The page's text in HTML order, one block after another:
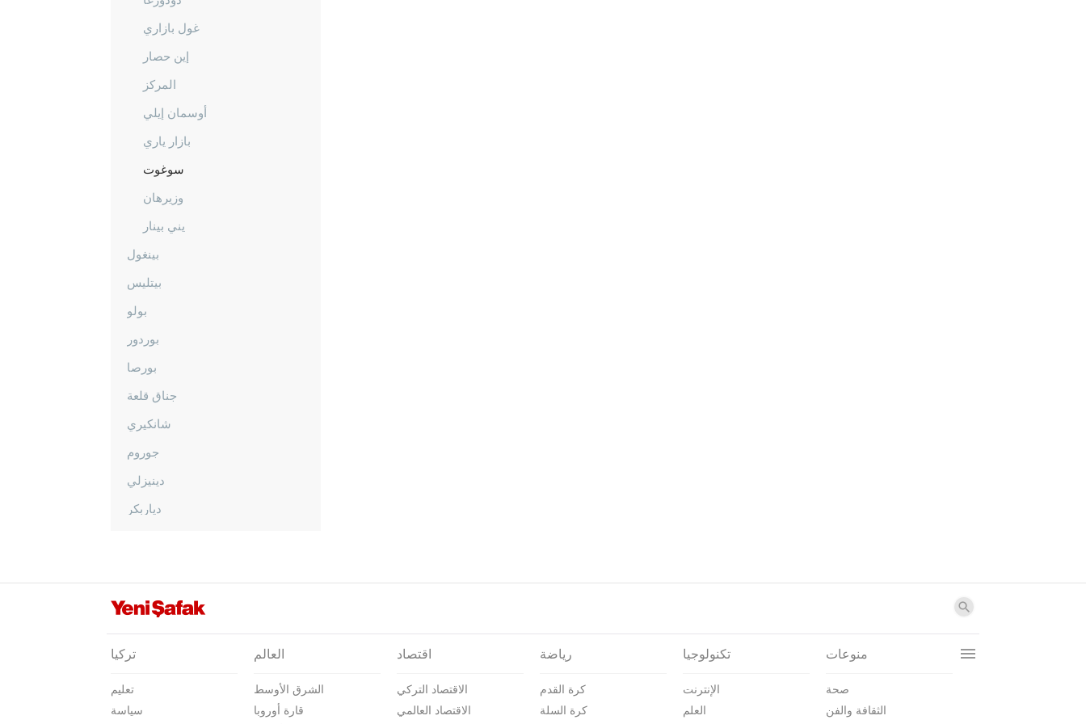
غول بازاري
إين حصار
المركز
أوسمان إيلي
بازار ياري
سوغوت
وزيرهان
يني بينار
بينغول
بيتليس
بولو
بوردور
بورصا
جناق قلعة
شانكيري
جوروم
دينيزلي
دياربكر
إيرزينجان
أرضروم
غازي عنتاب
تركيا
تعليم
سياسة
العالم
الشرق الأوسط
قارة أوروبا
اقتصاد
الاقتصاد التركي
الاقتصاد العالمي
رياضة
كرة القدم
كرة السلة
تكنولوجيا
الإنترنت
العلم
منوعات
صحة
الثقافة والفن